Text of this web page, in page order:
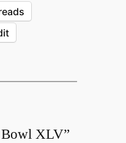
Bowl XLV”